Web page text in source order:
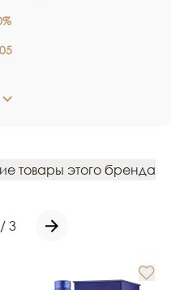
товары этого бренда
/ 3